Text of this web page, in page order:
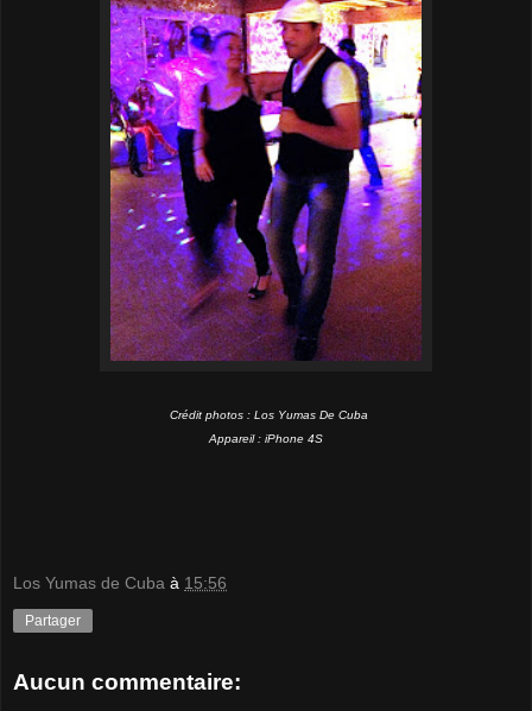
Crédit photos : Los Yumas De Cuba
Appareil : iPhone 4S
Los Yumas de Cuba à 15:56
Partager
Aucun commentaire: